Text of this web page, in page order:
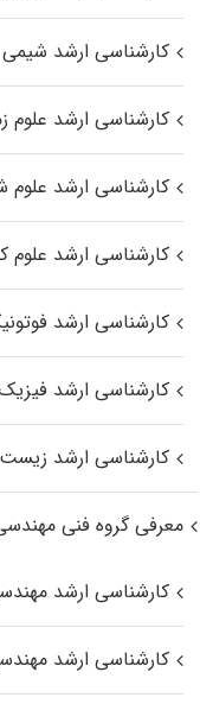
کارشناسی ارشد شیمی
کارشناسی ارشد علوم
کارشناسی ارشد علوم
کارشناسی ارشد علوم
کارشناسی ارشد
کارشناسی ارشد
کارشناسی ارشد
معرفی گروه فنی
کارشناسی ارشد
کارشناسی ارشد